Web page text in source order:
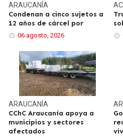
ARAUCANÍA
Condenan a cinco sujetos a
12 años de cárcel por
06 agosto, 2026
ARAUCANÍA
CChC Araucanía apoya a
municipios y sectores
afectados